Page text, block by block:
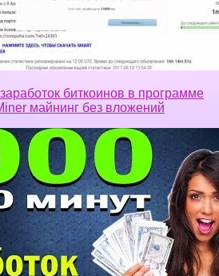
биткоинов в программе
майнинг без вложений